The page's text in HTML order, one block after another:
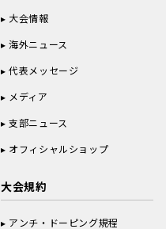
大会情報
海外ニュース
代表メッセージ
メディア
支部ニュース
オフィシャルショップ
大会規約
アンチ・ドーピング規程